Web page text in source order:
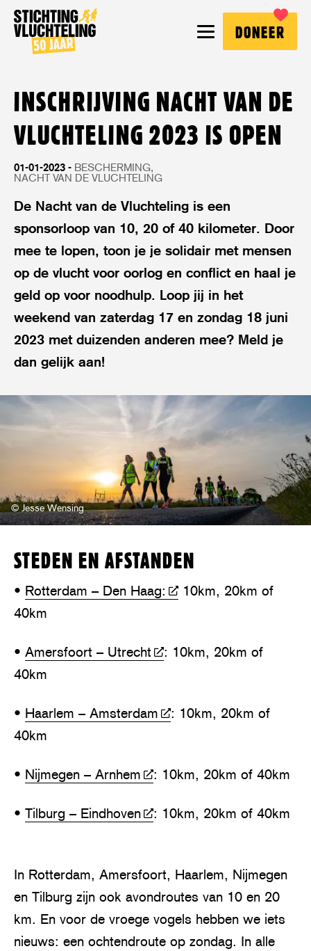
DONEER
INSCHRIJVING NACHT VAN DE
VLUCHTELING 2023 IS OPEN
01-01-2023
BESCHERMING
NACHT VAN DE VLUCHTELING
De Nacht van de Vluchteling is een
sponsorloop van 10, 20 of 40 kilometer. Door
mee te lopen, toon je je solidair met mensen
op de vlucht voor oorlog en conflict en haal je
geld op voor noodhulp. Loop jij in het
weekend van zaterdag 17 en zondag 18 juni
2023 met duizenden anderen mee? Meld je
dan gelijk aan!
© Jesse Wensing
STEDEN EN AFSTANDEN
• Rotterdam – Den Haag:
10km, 20km of
40km
• Amersfoort – Utrecht
: 10km, 20km of
40km
• Haarlem – Amsterdam
: 10km, 20km of
40km
• Nijmegen – Arnhem : 10km, 20km of 40km
• Tilburg – Eindhoven : 10km, 20km of 40km
In Rotterdam, Amersfoort, Haarlem, Nijmegen
en Tilburg zijn ook avondroutes van 10 en 20
km. En voor de vroege vogels hebben we iets
nieuws: een ochtendroute op zondag. In alle